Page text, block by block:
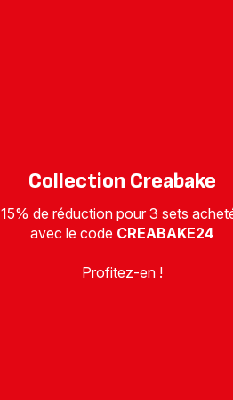
Collection Creabake
15% de réduction pour 3 sets
avec le code CREABAKE24
Profitez-en !